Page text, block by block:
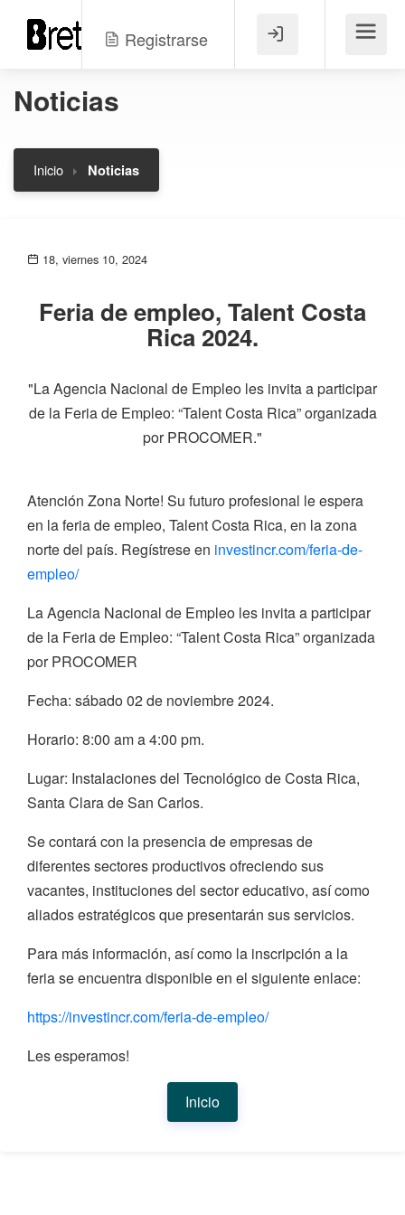
Registrarse Menú
Noticias
Inicio Noticias
18, viernes 10, 2024
Feria de empleo, Talent Costa
Rica 2024.
"La Agencia Nacional de Empleo les invita a participar
de la Feria de Empleo: “Talent Costa Rica” organizada
por PROCOMER."
Atención Zona Norte! Su futuro profesional le espera
en la feria de empleo, Talent Costa Rica, en la zona
norte del país. Regístrese en investincr.com/feria-de-
empleo/
La Agencia Nacional de Empleo les invita a participar
de la Feria de Empleo: “Talent Costa Rica” organizada
por PROCOMER
Fecha: sábado 02 de noviembre 2024.
Horario: 8:00 am a 4:00 pm.
Lugar: Instalaciones del Tecnológico de Costa Rica,
Santa Clara de San Carlos.
Se contará con la presencia de empresas de
diferentes sectores productivos ofreciendo sus
vacantes, instituciones del sector educativo, así como
aliados estratégicos que presentarán sus servicios.
Para más información, así como la inscripción a la
feria se encuentra disponible en el siguiente enlace:
https://investincr.com/feria-de-empleo/
Les esperamos!
Inicio